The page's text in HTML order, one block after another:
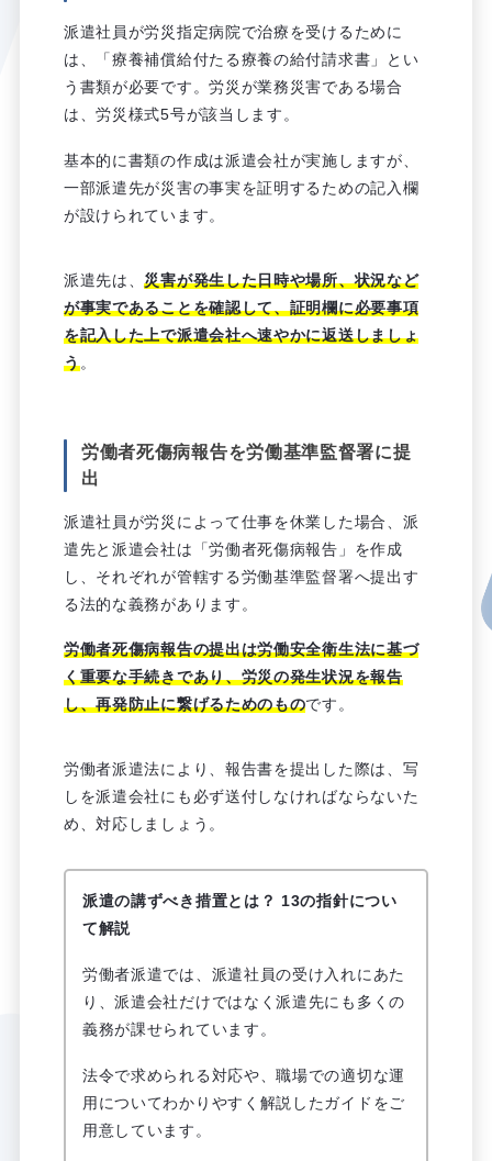
派遣社員が労災指定病院で治療を受けるために
は、「療養補償給付たる療養の給付請求書」とい
う書類が必要です。労災が業務災害である場合
は、労災様式5号が該当します。
基本的に書類の作成は派遣会社が実施しますが、
一部派遣先が災害の事実を証明するための記入欄
が設けられています。
派遣先は、災害が発生した日時や場所、状況など
が事実であることを確認して、証明欄に必要事項
を記入した上で派遣会社へ速やかに返送しましょ
う。
労働者死傷病報告を労働基準監督署に提
出
派遣社員が労災によって仕事を休業した場合、派
遣先と派遣会社は「労働者死傷病報告」を作成
し、それぞれが管轄する労働基準監督署へ提出す
る法的な義務があります。
労働者死傷病報告の提出は労働安全衛生法に基づ
く重要な手続きであり、労災の発生状況を報告
し、再発防止に繋げるためのものです。
労働者派遣法により、報告書を提出した際は、写
しを派遣会社にも必ず送付しなければならないた
め、対応しましょう。
派遣の講ずべき措置とは？ 13の指針につい
て解説
労働者派遣では、派遣社員の受け入れにあた
り、派遣会社だけではなく派遣先にも多くの
義務が課せられています。
法令で求められる対応や、職場での適切な運
用についてわかりやすく解説したガイドをご
用意しています。